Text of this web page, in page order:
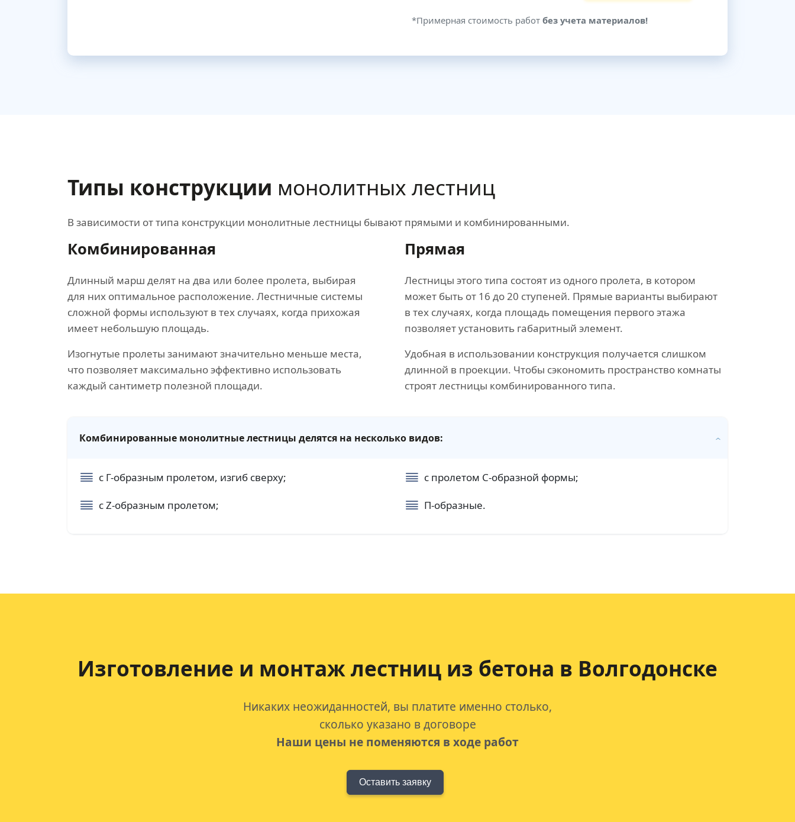
*Примерная стоимость работ без учета материалов!
Типы конструкции монолитных лестниц
В зависимости от типа конструкции монолитные лестницы бывают прямыми и комбинированными.
Комбинированная
Длинный марш делят на два или более пролета, выбирая
для них оптимальное расположение. Лестничные системы
сложной формы используют в тех случаях, когда прихожая
имеет небольшую площадь.
Изогнутые пролеты занимают значительно меньше места,
что позволяет максимально эффективно использовать
каждый сантиметр полезной площади.
Прямая
Лестницы этого типа состоят из одного пролета, в котором
может быть от 16 до 20 ступеней. Прямые варианты выбирают
в тех случаях, когда площадь помещения первого этажа
позволяет установить габаритный элемент.
Удобная в использовании конструкция получается слишком
длинной в проекции. Чтобы сэкономить пространство комнаты
строят лестницы комбинированного типа.
Комбинированные монолитные лестницы делятся на несколько видов:
с Г-образным пролетом, изгиб сверху;
с Z-образным пролетом;
с пролетом С-образной формы;
П-образные.
Изготовление и монтаж лестниц из бетона в Волгодонске
Никаких неожиданностей, вы платите именно столько,
сколько указано в договоре
Наши цены не поменяются в ходе работ
Оставить заявку